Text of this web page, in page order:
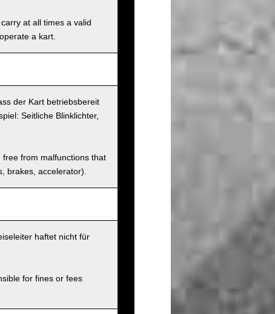
at all times a valid
a kart.
der Kart betriebsbereit
Seitliche Blinklichter,
from malfunctions that
brakes, accelerator).
haftet nicht für
for fines or fees